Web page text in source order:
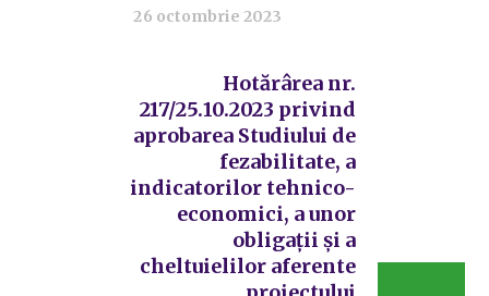
26 octombrie 2023
Hotărârea nr.
217/25.10.2023 privind
aprobarea Studiului de
fezabilitate, a
indicatorilor tehnico-
economici, a unor
obligații și a
cheltuielilor aferente